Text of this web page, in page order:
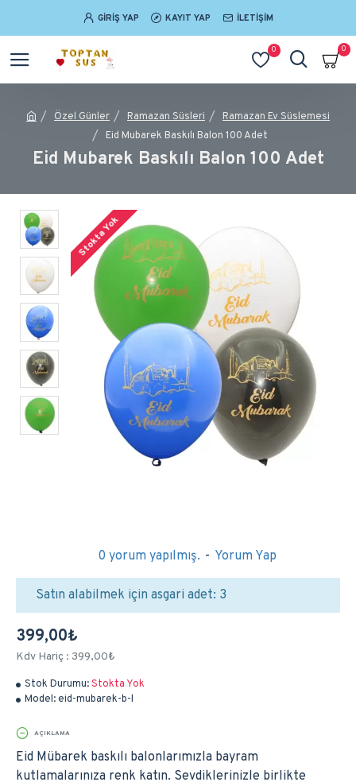
GIRIŞ YAP KAYIT YAP İLETIŞIM
0 0
Özel Günler Ramazan Süsleri
Ramazan Ev Süslemesi
Eid Mubarek Baskılı Balon 100 Adet
Eid Mubarek Baskılı Balon 100 Adet
Stokta Yok
Stok Durumu:Stokta Yok
Model:eid-mubarek-b-l
0 yorum yapılmış. - Yorum Yap
399,00₺
Kdv Hariç : 399,00₺
Satın alabilmek için asgari adet: 3
AÇIKLAMA
Eid Mübarek baskılı balonlarımızla bayram
kutlamalarınıza renk katın. Sevdiklerinizle birlikte